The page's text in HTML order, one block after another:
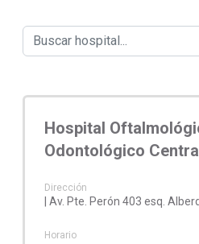
Hospital
Odontológico
Dirección
| Av. Pte. Perón 403 esq.
Horario